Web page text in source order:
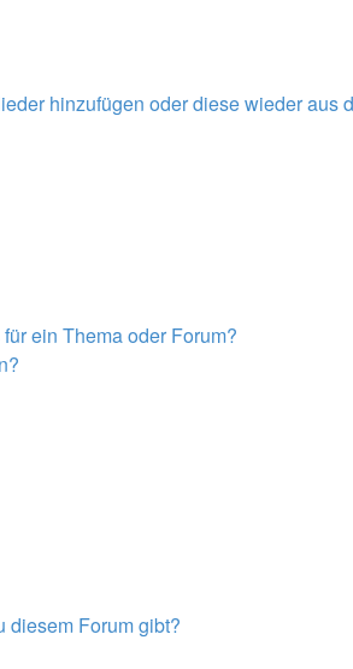
hinzufügen oder diese wieder aus
ein Thema oder Forum?
diesem Forum gibt?